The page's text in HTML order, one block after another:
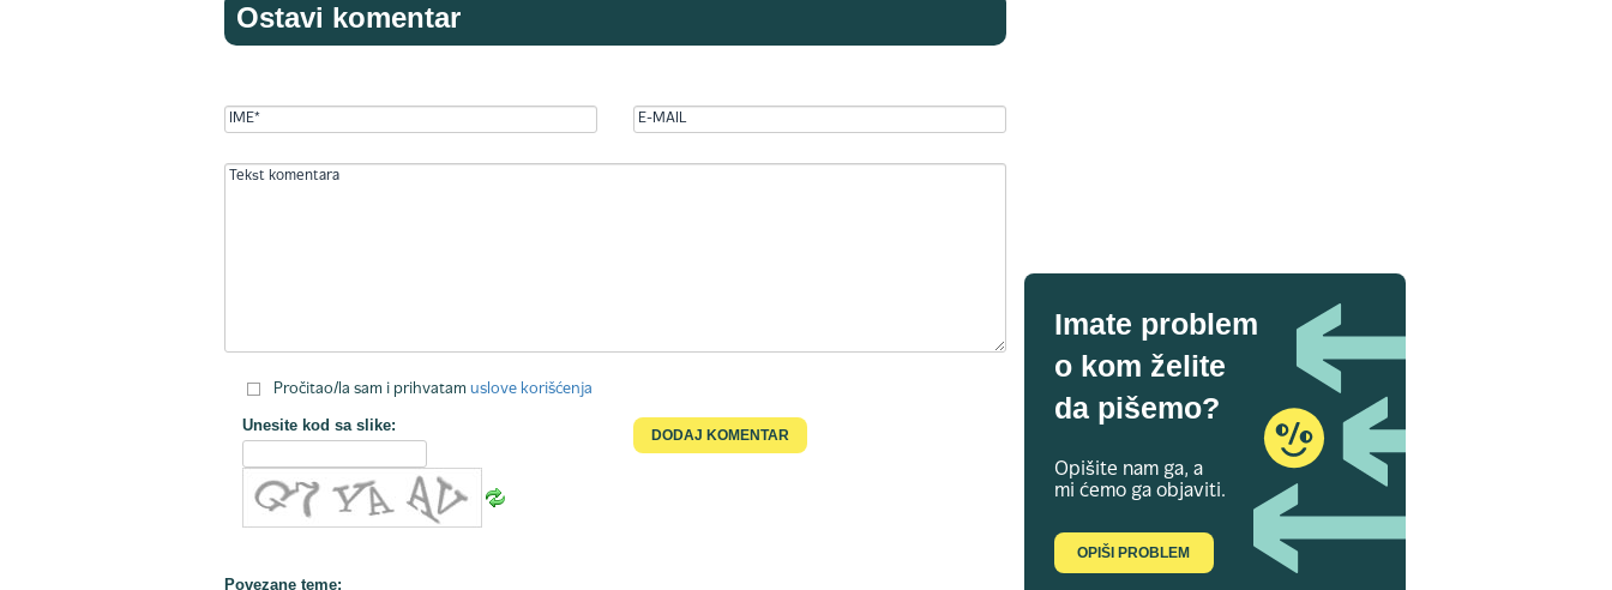
Ostavi komentar
Pročitao/la sam i prihvatam uslove korišćenja
Unesite kod sa slike:
Povezane teme:
Imate problem
o kom želite
da pišemo?
Opišite nam ga, a
mi ćemo ga objaviti.
OPIŠI PROBLEM